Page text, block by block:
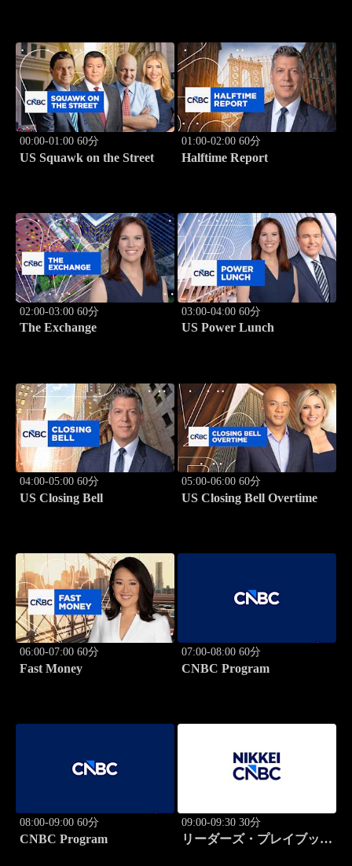
00:00-01:00 60分
US Squawk on the Street
01:00-02:00 60分
Halftime Report
02:00-03:00 60分
The Exchange
03:00-04:00 60分
US Power Lunch
04:00-05:00 60分
US Closing Bell
05:00-06:00 60分
US Closing Bell Overtime
06:00-07:00 60分
Fast Money
07:00-08:00 60分
CNBC Program
08:00-09:00 60分
CNBC Program
09:00-09:30 30分
リーダーズ・プレイブック